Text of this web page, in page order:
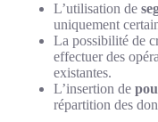
L’utilisation de
uniquement
La possibilité de
effectuer des
existantes.
L’insertion de
répartition des